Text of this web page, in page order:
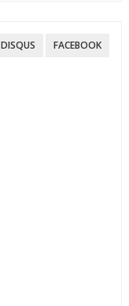
DISQUS FACEBOOK